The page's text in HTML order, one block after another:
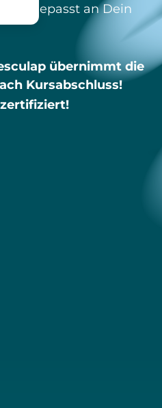
angepasst an Dein
übernimmt die
Kursabschluss!